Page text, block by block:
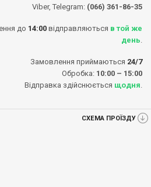
Viber, Telegram: (066) 361-86-35
до 14:00 відправляються в той же
день
Замовлення приймаються 24/7
Обробка: 10:00 – 15:00
Відправка здійснюється щодня
СХЕМА ПРОЇЗДУ